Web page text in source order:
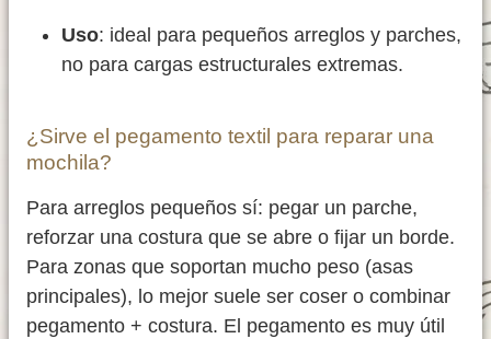
Uso: ideal para pequeños arreglos y parches,
no para cargas estructurales extremas.
¿Sirve el pegamento textil para reparar una
mochila?
Para arreglos pequeños sí: pegar un parche,
reforzar una costura que se abre o fijar un borde.
Para zonas que soportan mucho peso (asas
principales), lo mejor suele ser coser o combinar
pegamento + costura. El pegamento es muy útil